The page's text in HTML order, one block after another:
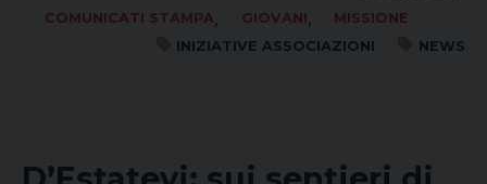
COMUNICATI STAMPA, GIOVANI,
MISSIONE
INIZIATIVE ASSOCIAZIONI
NEWS